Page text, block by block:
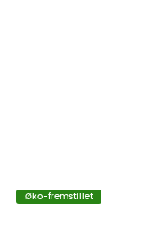
Øko-fremstillet